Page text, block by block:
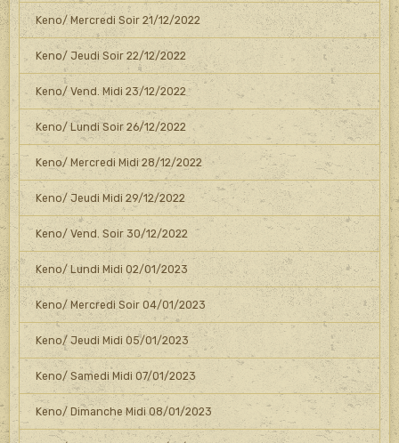
Keno/ Mercredi Soir 21/12/2022
Keno/ Jeudi Soir 22/12/2022
Keno/ Vend. Midi 23/12/2022
Keno/ Lundi Soir 26/12/2022
Keno/ Mercredi Midi 28/12/2022
Keno/ Jeudi Midi 29/12/2022
Keno/ Vend. Soir 30/12/2022
Keno/ Lundi Midi 02/01/2023
Keno/ Mercredi Soir 04/01/2023
Keno/ Jeudi Midi 05/01/2023
Keno/ Samedi Midi 07/01/2023
Keno/ Dimanche Midi 08/01/2023